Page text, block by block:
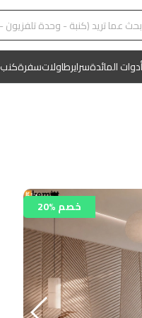
أدوات المائدةسرايرطاولاتسفرةكنب
20% خصم